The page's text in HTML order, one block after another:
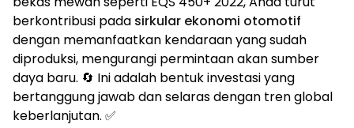
berkontribusi pada sirkular ekonomi otomotif
dengan memanfaatkan kendaraan yang sudah
diproduksi, mengurangi permintaan akan sumber
daya baru. 🔄 Ini adalah bentuk investasi yang
bertanggung jawab dan selaras dengan tren global
keberlanjutan. ✅